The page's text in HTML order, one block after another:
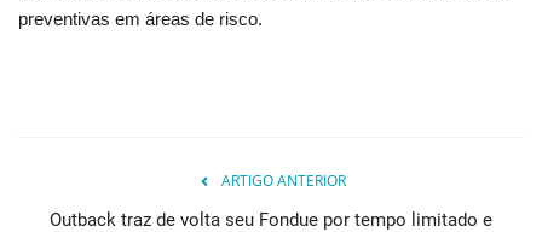
preventivas em áreas de risco.
ARTIGO ANTERIOR
Outback traz de volta seu Fondue por tempo limitado e